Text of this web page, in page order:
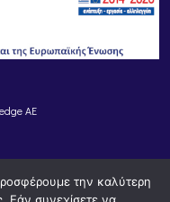
AE
την καλύτερη